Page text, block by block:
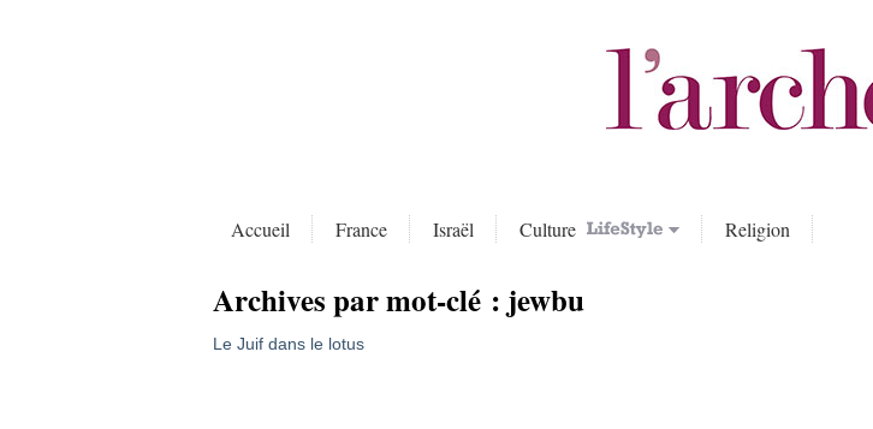
Accueil France Israël Culture Religion
Archives par mot-clé : jewbu
Le Juif dans le lotus